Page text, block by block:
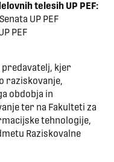
telesih UP PEF:
UP PEF
PEF
predavatelj, kjer
raziskovanje,
obdobja in
ter na Fakulteti za
tehnologije,
Raziskovalne